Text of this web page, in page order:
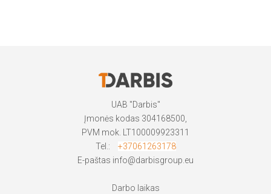
UAB "Darbis"
Įmonės kodas 304168500,
PVM mok. LT100009923311
Tel.:
+37061263178
E-paštas info@darbisgroup.eu
Darbo laikas